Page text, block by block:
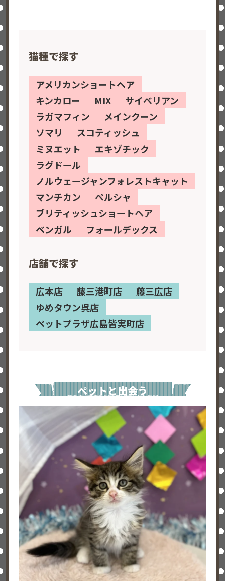
猫種で探す
アメリカンショートヘア
キンカロー
MIX
サイベリアン
ラガマフィン
メインクーン
ソマリ
スコティッシュ
ミヌエット
エキゾチック
ラグドール
ノルウェージャンフォレストキャット
マンチカン
ペルシャ
ブリティッシュショートヘア
ベンガル
フォールデックス
店舗で探す
広本店 藤三港町店
藤三広店
ゆめタウン呉店
ペットプラザ広島皆実町店
ペットと出会う